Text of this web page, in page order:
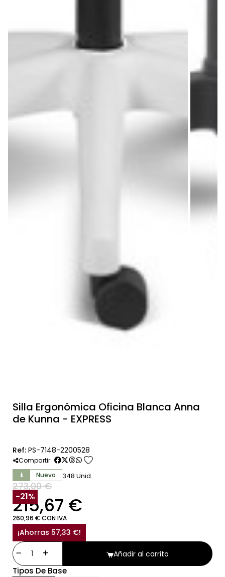
Silla Ergonómica Oficina Blanca Anna
de Kunna - EXPRESS
Ref: PS-7148-2200528
Compartir: favorite
Nuevo 348 Unid.
273,00 €
SIN IVA
215,67 €
260,96 € CON IVA
¡Ahorras 57,33 €!
-21%
Añadir al carrito
Tipos De Base